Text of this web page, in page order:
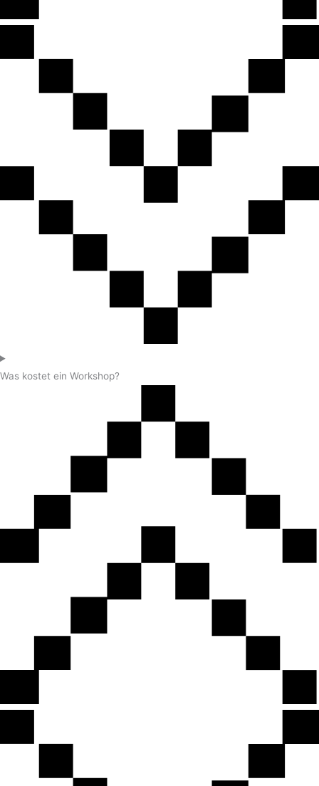
Was kostet ein Workshop?